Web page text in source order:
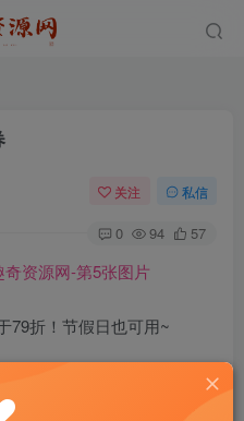
关注 私信
0 94 57
79折！节假日也可用~